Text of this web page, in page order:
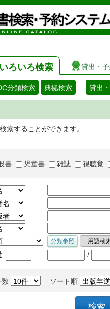
いろいろ検索 貸出・
分類検索 典拠検索 貸出
索することができます。
書 児童書 雑誌 視聴覚
/
ソート順